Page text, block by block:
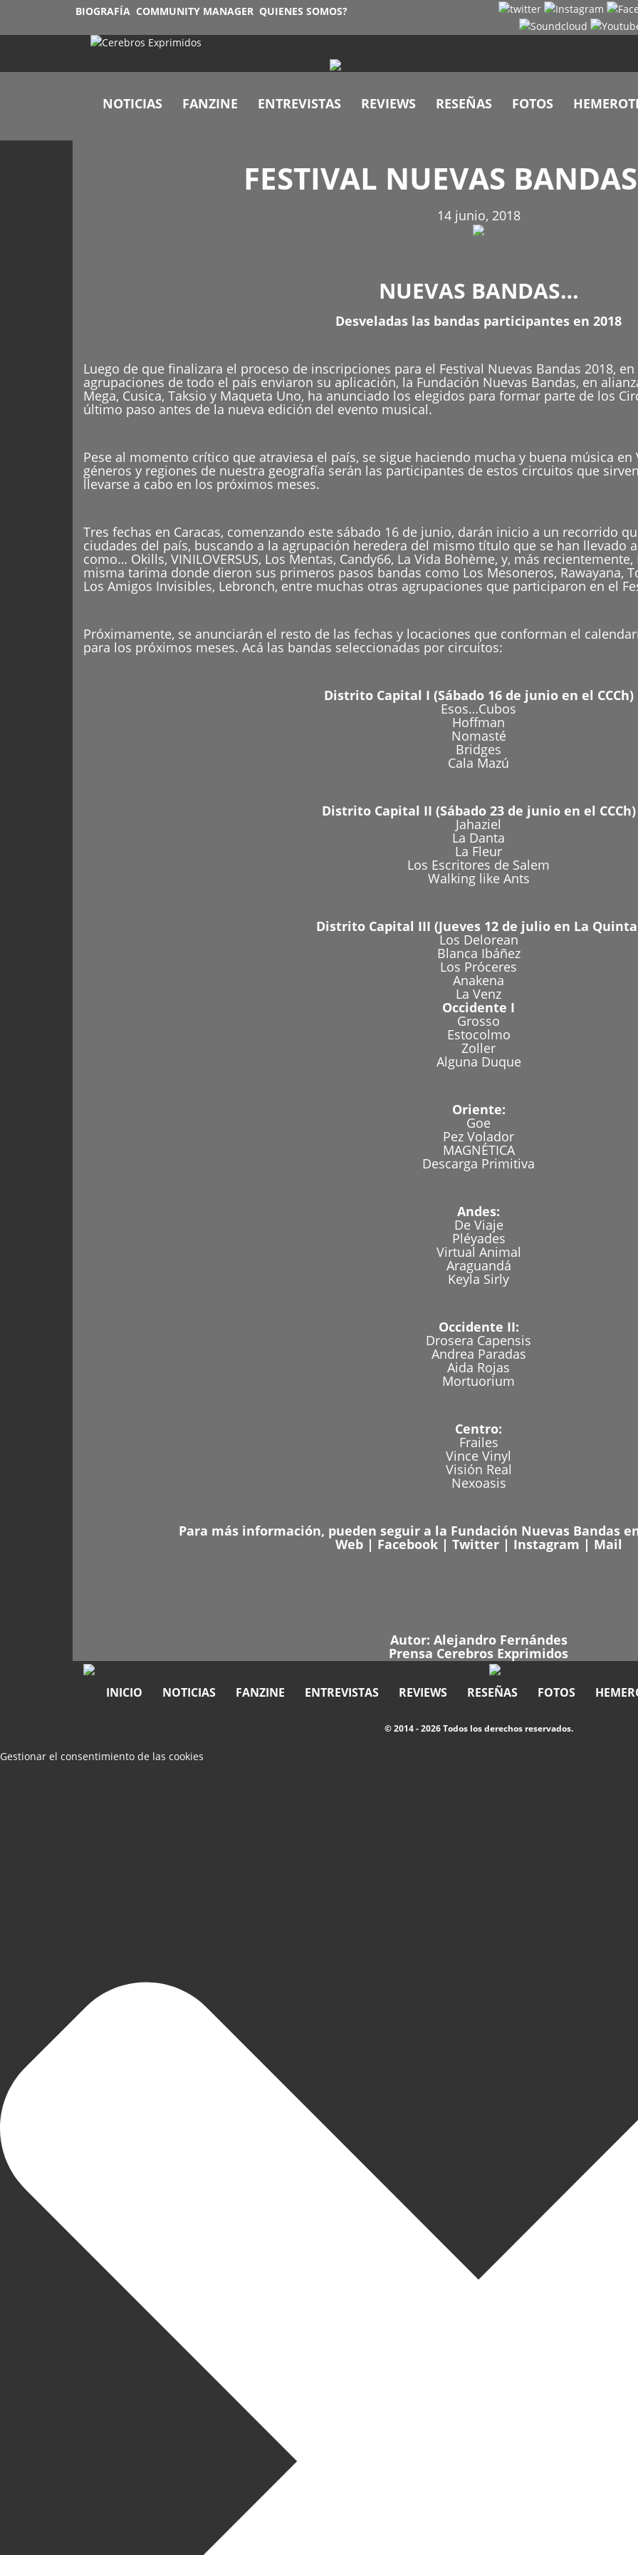
BIOGRAFÍA COMMUNITY MANAGER QUIENES SOMOS?
NOTICIAS FANZINE ENTREVISTAS REVIEWS RESEÑAS FOTOS
FESTIVAL NUEVAS
14 junio, 2018
NUEVAS BANDAS…
Desveladas las bandas participantes en 2018
Luego de que finalizara el proceso de inscripciones para el Festival Nuevas Bandas 2018,
agrupaciones de todo el país enviaron su aplicación, la Fundación Nuevas Bandas, en
Mega, Cusica, Taksio y Maqueta Uno, ha anunciado los elegidos para formar parte de los
último paso antes de la nueva edición del evento musical.
Pese al momento crítico que atraviesa el país, se sigue haciendo mucha y buena música
géneros y regiones de nuestra geografía serán las participantes de estos circuitos que
llevarse a cabo en los próximos meses.
Tres fechas en Caracas, comenzando este sábado 16 de junio, darán inicio a un recorrido
ciudades del país, buscando a la agrupación heredera del mismo título que se han llevado
como… Okills, VINILOVERSUS, Los Mentas, Candy66, La Vida Bohème, y, más recientemente,
misma tarima donde dieron sus primeros pasos bandas como Los Mesoneros, Rawayana,
Los Amigos Invisibles, Lebronch, entre muchas otras agrupaciones que participaron en el
Próximamente, se anunciarán el resto de las fechas y locaciones que conforman el
para los próximos meses. Acá las bandas seleccionadas por circuitos:
Distrito Capital I (Sábado 16 de junio en el CCCh)
Esos…Cubos
Hoffman
Nomasté
Bridges
Cala Mazú
Distrito Capital II (Sábado 23 de junio en el CCCh)
Jahaziel
La Danta
La Fleur
Los Escritores de Salem
Walking like Ants
Distrito Capital III (Jueves 12 de julio en La
Los Delorean
Blanca Ibáñez
Los Próceres
Anakena
La Venz
Occidente I
Grosso
Estocolmo
Zoller
Alguna Duque
Oriente:
Goe
Pez Volador
MAGNÉTICA
Descarga Primitiva
Andes:
De Viaje
Pléyades
Virtual Animal
Araguandá
Keyla Sirly
Occidente II:
Drosera Capensis
Andrea Paradas
Aida Rojas
Mortuorium
Centro:
Frailes
Vince Vinyl
Visión Real
Nexoasis
Para más información, pueden seguir a la Fundación Nuevas Bandas
Web| Facebook| Twitter| Instagram | Mail
Autor: Alejandro Fernándes
Prensa Cerebros Exprimidos
INICIO NOTICIAS FANZINE ENTREVISTAS REVIEWS RESEÑAS FOTOS
© 2014 - 2026 Todos los derechos reservados.
Gestionar el consentimiento de las cookies